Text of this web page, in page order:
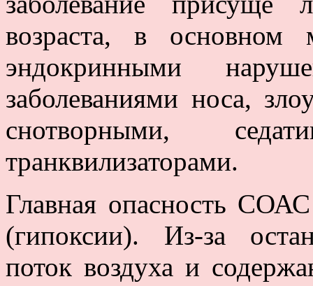
возраста, в
эндокринными
заболеваниями носа,
снотворными,
транквилизаторами.
Главная опасность
(гипоксии). Из-за
поток воздуха и